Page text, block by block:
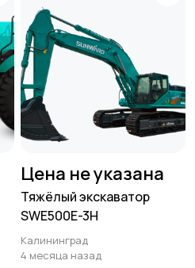
Цена не указана
Тяжёлый экскаватор
SWE500E-3H
Калининград
4 месяца назад